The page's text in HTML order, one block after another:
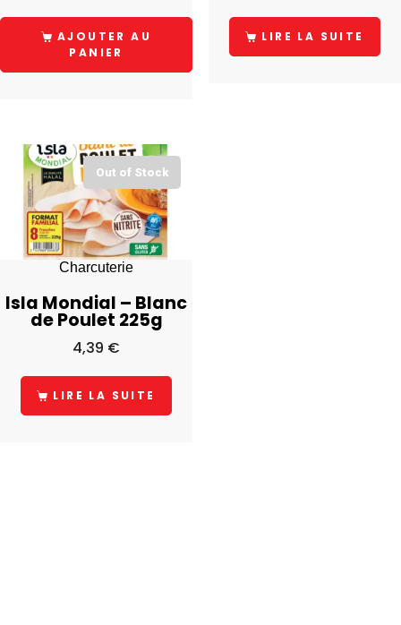
AJOUTER AU
PANIER
LIRE LA SUITE
Out of Stock
Charcuterie
Isla Mondial – Blanc
de Poulet 225g
4,39 €
LIRE LA SUITE